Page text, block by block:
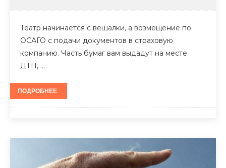
Театр начинается с вешалки, а возмещение по
ОСАГО с подачи документов в страховую
компанию. Часть бумаг вам выдадут на месте
ДТП, …
ПОДРОБНЕЕ